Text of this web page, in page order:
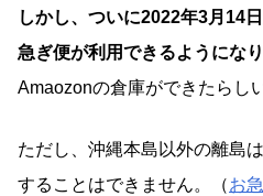
しかし、ついに2022年3月14
急ぎ便が利用できるようになり
Amaozonの倉庫ができたらしい
ただし、沖縄本島以外の離島
することはできません。（お